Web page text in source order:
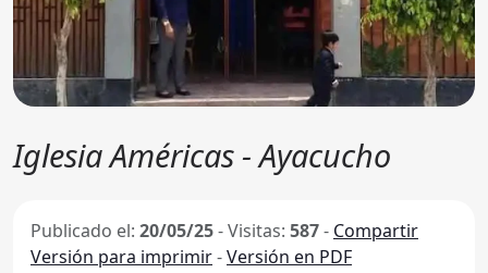
Iglesia Américas - Ayacucho
Publicado el: 20/05/25-Visitas: 587- Compartir
Versión para imprimir-Versión en PDF